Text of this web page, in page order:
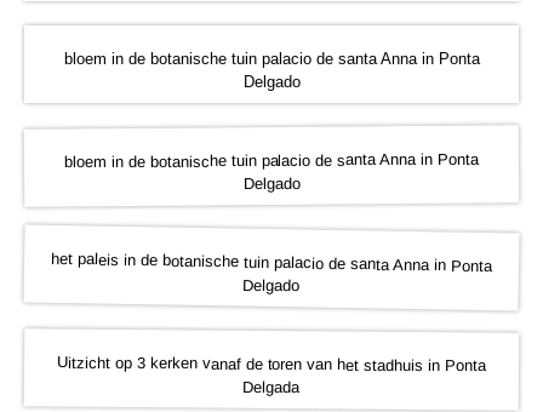
bloem in de botanische tuin palacio de santa Anna in Ponta
Delgado
bloem in de botanische tuin palacio de santa Anna in Ponta
Delgado
het paleis in de botanische tuin palacio de santa Anna in Ponta
Delgado
Uitzicht op 3 kerken vanaf de toren van het stadhuis in Ponta
Delgada